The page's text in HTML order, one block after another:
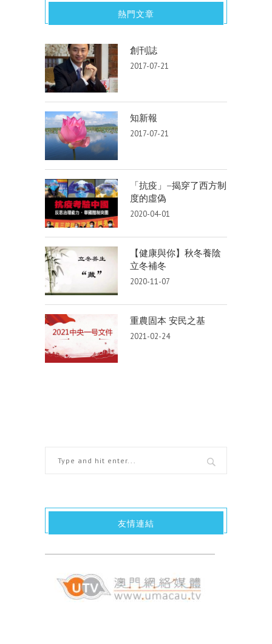
熱門文章
創刊誌
2017-07-21
知新報
2017-07-21
「抗疫」–揭穿了西方制
度的虛偽
2020-04-01
【健康與你】秋冬養陰
立冬補冬
2020-11-07
重農固本 安民之基
2021-02-24
友情連結